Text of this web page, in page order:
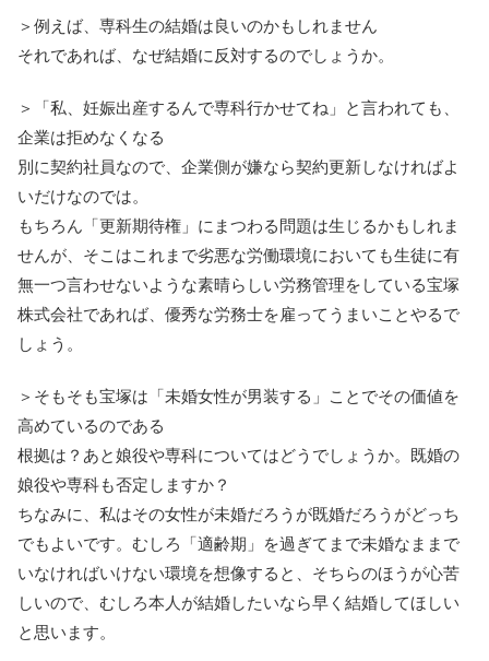
＞例えば、専科生の結婚は良いのかもしれません
それであれば、なぜ結婚に反対するのでしょうか。
＞「私、妊娠出産するんで専科行かせてね」と言われても、
企業は拒めなくなる
別に契約社員なので、企業側が嫌なら契約更新しなければよ
いだけなのでは。
もちろん「更新期待権」にまつわる問題は生じるかもしれま
せんが、そこはこれまで劣悪な労働環境においても生徒に有
無一つ言わせないような素晴らしい労務管理をしている宝塚
株式会社であれば、優秀な労務士を雇ってうまいことやるで
しょう。
＞そもそも宝塚は「未婚女性が男装する」ことでその価値を
高めているのである
根拠は？あと娘役や専科についてはどうでしょうか。既婚の
娘役や専科も否定しますか？
ちなみに、私はその女性が未婚だろうが既婚だろうがどっち
でもよいです。むしろ「適齢期」を過ぎてまで未婚なままで
いなければいけない環境を想像すると、そちらのほうが心苦
しいので、むしろ本人が結婚したいなら早く結婚してほしい
と思います。